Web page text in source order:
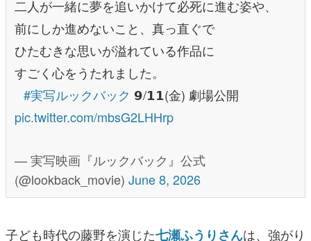
二人が一緒に夢を追いかけて必死に進む姿や、
前にしか進めないこと、真っ直ぐで
ひたむきな思いが溢れている作品に
すごく心をうたれました。
#実写ルックバック 𝟵/𝟭𝟭(金) 劇場公開
pic.twitter.com/mbsG2LHHrp
— 実写映画『ルックバック』公式
(@lookback_movie) June 8, 2026
子ども時代の藤野を演じた七瀬ふうりさんは、強がり